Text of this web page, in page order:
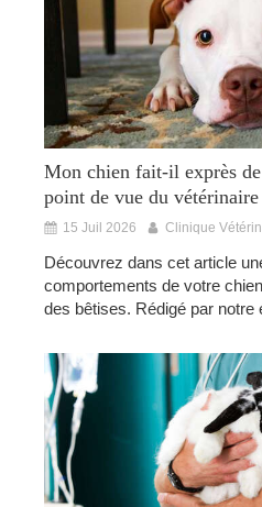
Mon chien fait-il exprès
point de vue du vétérinaire
15 Juil 2026 Clinique
Découvrez dans cet article
comportements de votre
des bêtises. Rédigé par notre